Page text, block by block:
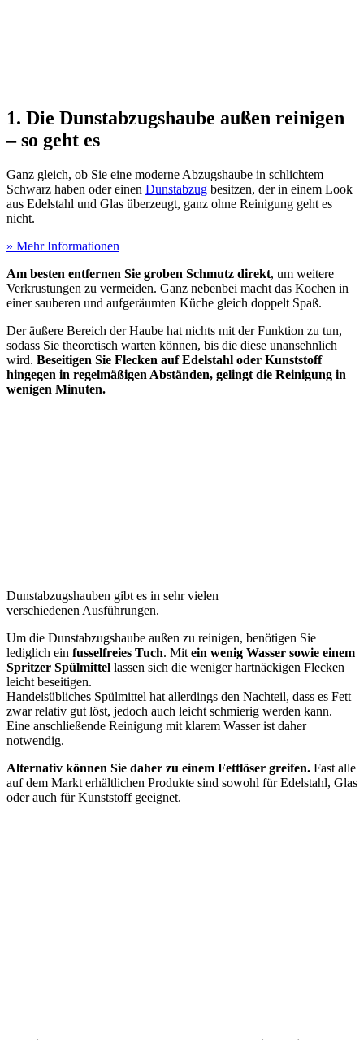
1. Die Dunstabzugshaube außen reinigen
– so geht es
Ganz gleich, ob Sie eine moderne Abzugshaube in schlichtem
Schwarz haben oder einen Dunstabzug besitzen, der in einem Look
aus Edelstahl und Glas überzeugt, ganz ohne Reinigung geht es
nicht.
» Mehr Informationen
Am besten entfernen Sie groben Schmutz direkt, um weitere
Verkrustungen zu vermeiden. Ganz nebenbei macht das Kochen in
einer sauberen und aufgeräumten Küche gleich doppelt Spaß.
Der äußere Bereich der Haube hat nichts mit der Funktion zu tun,
sodass Sie theoretisch warten können, bis die diese unansehnlich
wird. Beseitigen Sie Flecken auf Edelstahl oder Kunststoff
hingegen in regelmäßigen Abständen, gelingt die Reinigung in
wenigen Minuten.
Dunstabzugshauben gibt es in sehr vielen
verschiedenen Ausführungen.
Um die Dunstabzugshaube außen zu reinigen, benötigen Sie
lediglich ein fusselfreies Tuch. Mit ein wenig Wasser sowie einem
Spritzer Spülmittel lassen sich die weniger hartnäckigen Flecken
leicht beseitigen.
Handelsübliches Spülmittel hat allerdings den Nachteil, dass es Fett
zwar relativ gut löst, jedoch auch leicht schmierig werden kann.
Eine anschließende Reinigung mit klarem Wasser ist daher
notwendig.
Alternativ können Sie daher zu einem Fettlöser greifen. Fast alle
auf dem Markt erhältlichen Produkte sind sowohl für Edelstahl, Glas
oder auch für Kunststoff geeignet.